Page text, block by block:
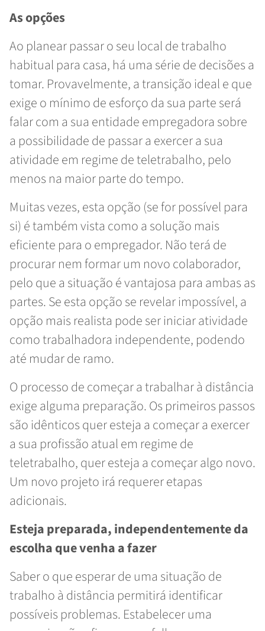
As opções
Ao planear passar o seu local de trabalho
habitual para casa, há uma série de decisões a
tomar. Provavelmente, a transição ideal e que
exige o mínimo de esforço da sua parte será
falar com a sua entidade empregadora sobre
a possibilidade de passar a exercer a sua
atividade em regime de teletrabalho, pelo
menos na maior parte do tempo.
Muitas vezes, esta opção (se for possível para
si) é também vista como a solução mais
eficiente para o empregador. Não terá de
procurar nem formar um novo colaborador,
pelo que a situação é vantajosa para ambas as
partes. Se esta opção se revelar impossível, a
opção mais realista pode ser iniciar atividade
como trabalhadora independente, podendo
até mudar de ramo.
O processo de começar a trabalhar à distância
exige alguma preparação. Os primeiros passos
são idênticos quer esteja a começar a exercer
a sua profissão atual em regime de
teletrabalho, quer esteja a começar algo novo.
Um novo projeto irá requerer etapas
adicionais.
Esteja preparada, independentemente da
escolha que venha a fazer
Saber o que esperar de uma situação de
trabalho à distância permitirá identificar
possíveis problemas. Estabelecer uma